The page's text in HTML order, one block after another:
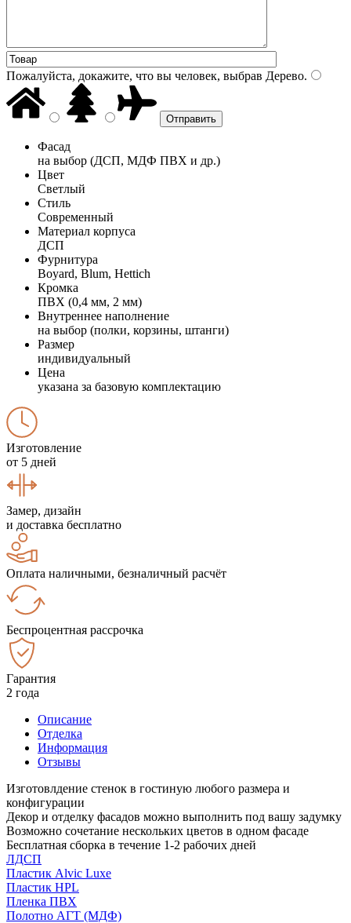
Пожалуйста, докажите, что вы человек, выбрав Дерево.
Фасад
на выбор (ДСП, МДФ ПВХ и др.)
Цвет
Светлый
Стиль
Современный
Материал корпуса
ДСП
Фурнитура
Boyard, Blum, Hettich
Кромка
ПВХ (0,4 мм, 2 мм)
Внутреннее наполнение
на выбор (полки, корзины, штанги)
Размер
индивидуальный
Цена
указана за базовую комплектацию
Изготовление
от 5 дней
Замер, дизайн
и доставка бесплатно
Оплата наличными, безналичный расчёт
Беспроцентная рассрочка
Гарантия
2 года
Описание
Отделка
Информация
Отзывы
Изготовлдение стенок в гостиную любого размера и
конфигурации
Декор и отделку фасадов можно выполнить под вашу задумку
Возможно сочетание нескольких цветов в одном фасаде
Бесплатная сборка в течение 1-2 рабочих дней
ЛДСП
Пластик Alvic Luxe
Пластик HPL
Пленка ПВХ
Полотно АГТ (МДФ)